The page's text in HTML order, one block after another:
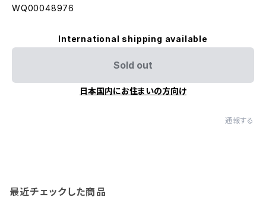
WQ00048976
International shipping available
Sold out
日本国内にお住まいの方向け
通報する
最近チェックした商品